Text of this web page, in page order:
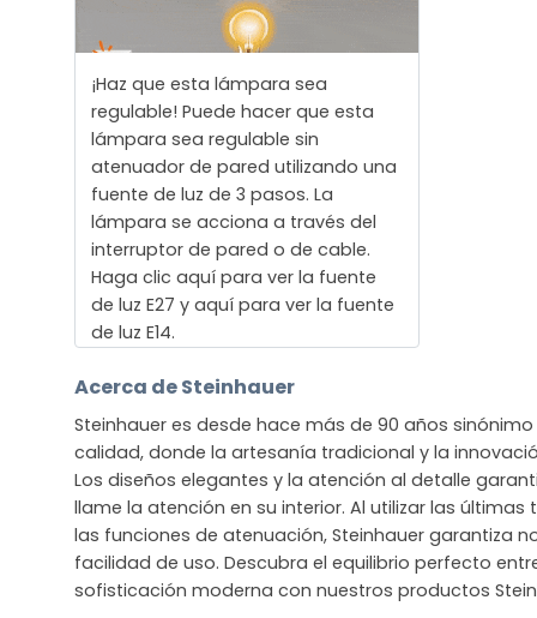
¡Haz que esta lámpara sea
regulable! Puede hacer que esta
lámpara sea regulable sin
atenuador de pared utilizando una
fuente de luz de 3 pasos. La
lámpara se acciona a través del
interruptor de pared o de cable.
Haga clic aquí para ver la fuente
de luz E27 y aquí para ver la fuente
de luz E14.
Acerca de Steinhauer
Steinhauer es desde hace más de 90 años
calidad, donde la artesanía tradicional y la
Los diseños elegantes y la atención al detalle
llame la atención en su interior. Al utilizar las
las funciones de atenuación, Steinhauer garantiza
facilidad de uso. Descubra el equilibrio perfecto
sofisticación moderna con nuestros productos